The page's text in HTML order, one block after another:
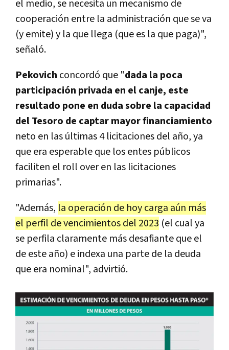
el medio, se necesita un mecanismo de
cooperación entre la administración que se va
(y emite) y la que llega (que es la que paga)",
señaló.
Pekovich concordó que "dada la poca
participación privada en el canje, este
resultado pone en duda sobre la capacidad
del Tesoro de captar mayor financiamiento
neto en las últimas 4 licitaciones del año, ya
que era esperable que los entes públicos
faciliten el roll over en las licitaciones
primarias".
"Además, la operación de hoy carga aún más
el perfil de vencimientos del 2023 (el cual ya
se perfila claramente más desafiante que el
de este año) e indexa una parte de la deuda
que era nominal", advirtió.